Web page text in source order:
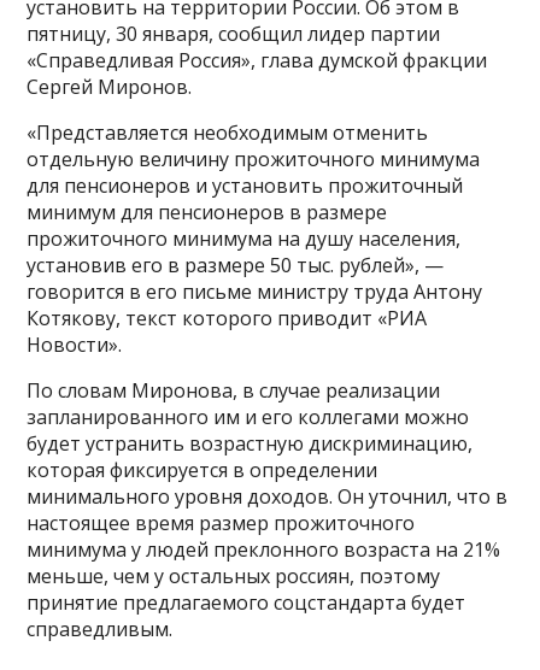
установить на территории России. Об этом в
пятницу, 30 января, сообщил лидер партии
«Справедливая Россия», глава думской фракции
Сергей Миронов.
«Представляется необходимым отменить
отдельную величину прожиточного минимума
для пенсионеров и установить прожиточный
минимум для пенсионеров в размере
прожиточного минимума на душу населения,
установив его в размере 50 тыс. рублей», —
говорится в его письме министру труда Антону
Котякову, текст которого приводит «РИА
Новости».
По словам Миронова, в случае реализации
запланированного им и его коллегами можно
будет устранить возрастную дискриминацию,
которая фиксируется в определении
минимального уровня доходов. Он уточнил, что в
настоящее время размер прожиточного
минимума у людей преклонного возраста на 21%
меньше, чем у остальных россиян, поэтому
принятие предлагаемого соцстандарта будет
справедливым.